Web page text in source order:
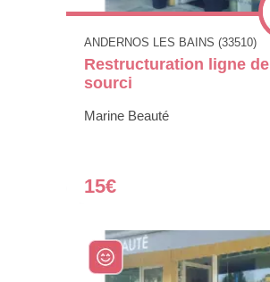
ANDERNOS LES BAINS (33510)
Restructuration ligne de
sourci
Marine Beauté
15€